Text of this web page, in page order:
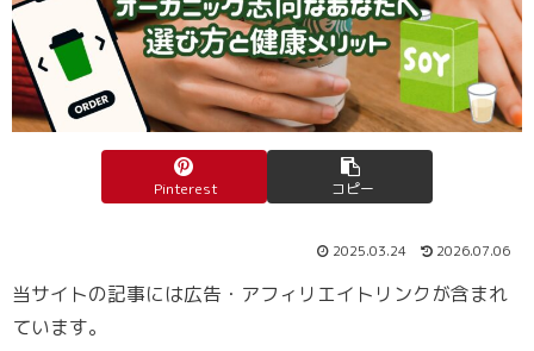
Pinterest コピー
2025.03.24 2026.07.06
当サイトの記事には広告・アフィリエイトリンクが含まれ
ています。